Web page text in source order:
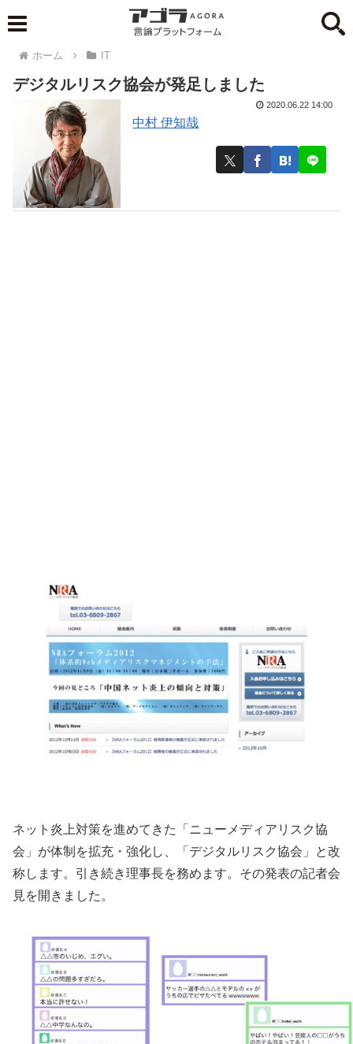
ホーム IT
デジタルリスク協会が発足しました
中村 伊知哉
2020.06.22 14:00
ネット炎上対策を進めてきた「ニューメディアリスク協
会」が体制を拡充・強化し、「デジタルリスク協会」と改
称します。引き続き理事長を務めます。その発表の記者会
見を開きました。